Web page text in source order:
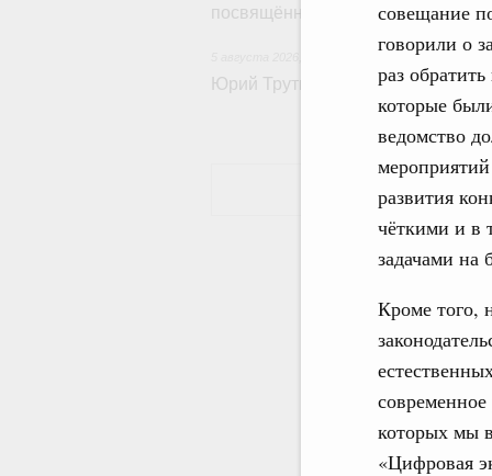
совещание
говорили о
раз
которые
ведомство
развития
чёткими и в
задачами на
Кроме того,
которых мы
«Цифровая
посвящённой повышению
Общие вопросы развития ДФО
Юрий Трутнев: Опубликована